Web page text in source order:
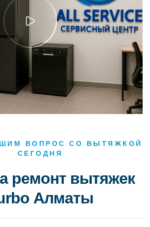
ВОПРОС СО ВЫТЯЖКОЙ
СЕГОДНЯ
ремонт вытяжек
Алматы